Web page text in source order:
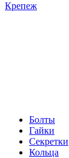
Крепеж
Болты
Гайки
Секретки
Кольца